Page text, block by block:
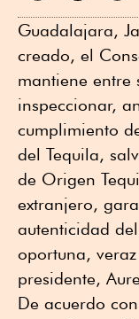
Guadalajara,
creado, el
mantiene entre
inspeccionar,
cumplimiento
del Tequila,
de Origen
extranjero,
autenticidad
oportuna,
presidente,
De acuerdo